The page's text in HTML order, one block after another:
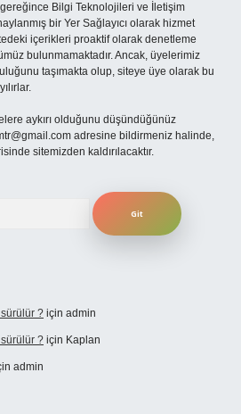
Bilgi Teknolojileri ve İletişim
bir Yer Sağlayıcı olarak hizmet
içerikleri proaktif olarak denetleme
bulunmamaktadır. Ancak, üyelerimiz
taşımakta olup, siteye üye olarak bu
aykırı olduğunu düşündüğünüz
adresine bildirmeniz halinde,
sitemizden kaldırılacaktır.
? için admin
? için Kaplan
admin